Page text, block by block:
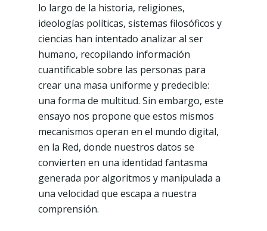
lo largo de la historia, religiones,
ideologías políticas, sistemas filosóficos y
ciencias han intentado analizar al ser
humano, recopilando información
cuantificable sobre las personas para
crear una masa uniforme y predecible:
una forma de multitud. Sin embargo, este
ensayo nos propone que estos mismos
mecanismos operan en el mundo digital,
en la Red, donde nuestros datos se
convierten en una identidad fantasma
generada por algoritmos y manipulada a
una velocidad que escapa a nuestra
comprensión.